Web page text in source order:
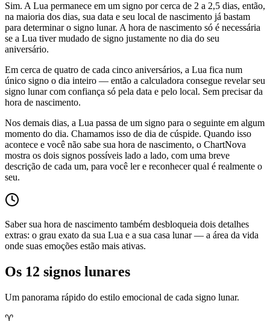
Sim. A Lua permanece em um signo por cerca de 2 a 2,5 dias, então,
na maioria dos dias, sua data e seu local de nascimento já bastam
para determinar o signo lunar. A hora de nascimento só é necessária
se a Lua tiver mudado de signo justamente no dia do seu
aniversário.
Em cerca de quatro de cada cinco aniversários, a Lua fica num
único signo o dia inteiro — então a calculadora consegue revelar seu
signo lunar com confiança só pela data e pelo local. Sem precisar da
hora de nascimento.
Nos demais dias, a Lua passa de um signo para o seguinte em algum
momento do dia. Chamamos isso de dia de cúspide. Quando isso
acontece e você não sabe sua hora de nascimento, o ChartNova
mostra os dois signos possíveis lado a lado, com uma breve
descrição de cada um, para você ler e reconhecer qual é realmente o
seu.
Saber sua hora de nascimento também desbloqueia dois detalhes
extras: o grau exato da sua Lua e a sua casa lunar — a área da vida
onde suas emoções estão mais ativas.
Os 12 signos lunares
Um panorama rápido do estilo emocional de cada signo lunar.
♈